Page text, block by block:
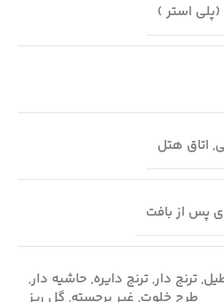
(پلی استر )
, اتاق هتل
پس از بافت
, ترنج دار, ترنج دایره, حاشیه دار,